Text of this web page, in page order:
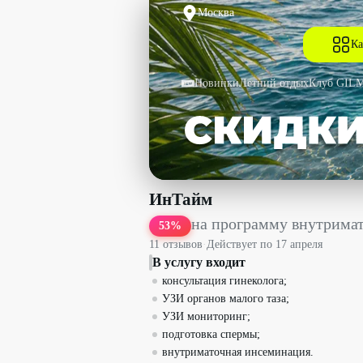
Москва
НовинкиЛетний отдыхКлуб
на программу внутриматочной
ИнТайм
53% на программу
11отзывов ·Действует по 17 апреля
В услугу входит
консультация гинеколога;
УЗИ органов малого таза;
УЗИ мониторинг;
подготовка спермы;
внутриматочная инсеминация.